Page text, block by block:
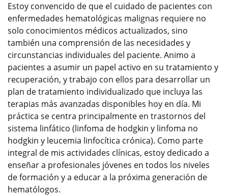
Estoy convencido de que el cuidado de pacientes con
enfermedades hematológicas malignas requiere no
solo conocimientos médicos actualizados, sino
también una comprensión de las necesidades y
circunstancias individuales del paciente. Animo a
pacientes a asumir un papel activo en su tratamiento y
recuperación, y trabajo con ellos para desarrollar un
plan de tratamiento individualizado que incluya las
terapias más avanzadas disponibles hoy en día. Mi
práctica se centra principalmente en trastornos del
sistema linfático (linfoma de hodgkin y linfoma no
hodgkin y leucemia linfocítica crónica). Como parte
integral de mis actividades clínicas, estoy dedicado a
enseñar a profesionales jóvenes en todos los niveles
de formación y a educar a la próxima generación de
hematólogos.